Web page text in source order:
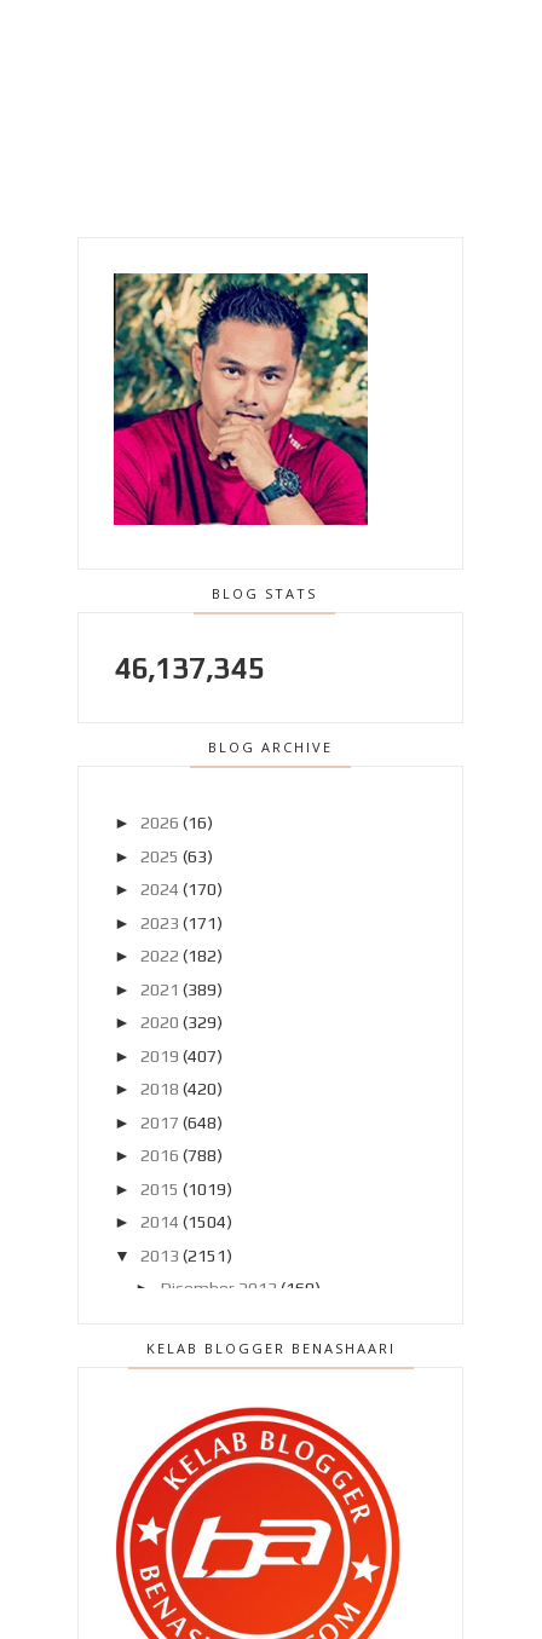
BLOG STATS
46,137,345
BLOG ARCHIVE
► 2026 (16)
► 2025 (63)
► 2024 (170)
► 2023 (171)
► 2022 (182)
► 2021 (389)
► 2020 (329)
► 2019 (407)
► 2018 (420)
► 2017 (648)
► 2016 (788)
► 2015 (1019)
► 2014 (1504)
▼
2013 (2151)
► Disember 2013 (169)
►Oktober 2013 (160)
Ogos 2013(182)
▼ Julai 2013(220)
Penyakit berjangkit kembali !!
" Sayang , abang nak nikah sorang
lagi boleh ? "
Operator Hotline Maybank sibuk
KELAB BLOGGER BENASHAARI